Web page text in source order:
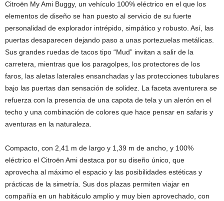
Citroën My Ami Buggy, un vehículo 100% eléctrico en el que los
elementos de diseño se han puesto al servicio de su fuerte
personalidad de explorador intrépido, simpático y robusto. Así, las
puertas desaparecen dejando paso a unas portezuelas metálicas.
Sus grandes ruedas de tacos tipo “Mud” invitan a salir de la
carretera, mientras que los paragolpes, los protectores de los
faros, las aletas laterales ensanchadas y las protecciones tubulares
bajo las puertas dan sensación de solidez. La faceta aventurera se
refuerza con la presencia de una capota de tela y un alerón en el
techo y una combinación de colores que hace pensar en safaris y
aventuras en la naturaleza.
Compacto, con 2,41 m de largo y 1,39 m de ancho, y 100%
eléctrico el Citroën Ami destaca por su diseño único, que
aprovecha al máximo el espacio y las posibilidades estéticas y
prácticas de la simetría. Sus dos plazas permiten viajar en
compañía en un habitáculo amplio y muy bien aprovechado, con